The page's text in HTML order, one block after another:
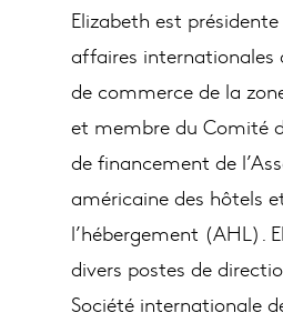
Elizabeth est
affaires internationales
de commerce de la
et membre du Comité
de financement de
américaine des hôtels
l’hébergement (AHL).
divers postes de
Société internationale